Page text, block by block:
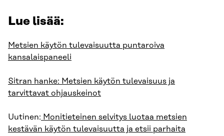
Lue lisää:
Metsien käytön tulevaisuutta puntaroiva
kansalaispaneeli
Sitran hanke: Metsien käytön tulevaisuus ja
tarvittavat ohjauskeinot
Uutinen: Monitieteinen selvitys luotaa metsien
kestävän käytön tulevaisuutta ja etsii parhaita